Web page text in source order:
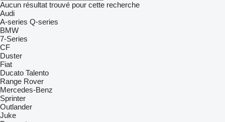
Aucun résultat trouvé pour cette recherche
Audi
A-series Q-series
BMW
7-Series
CF
Duster
Fiat
Ducato Talento
Range Rover
Mercedes-Benz
Sprinter
Outlander
Juke